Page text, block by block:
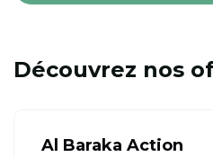
Découvrez nos
Al Baraka Action